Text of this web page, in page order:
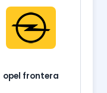
opel frontera